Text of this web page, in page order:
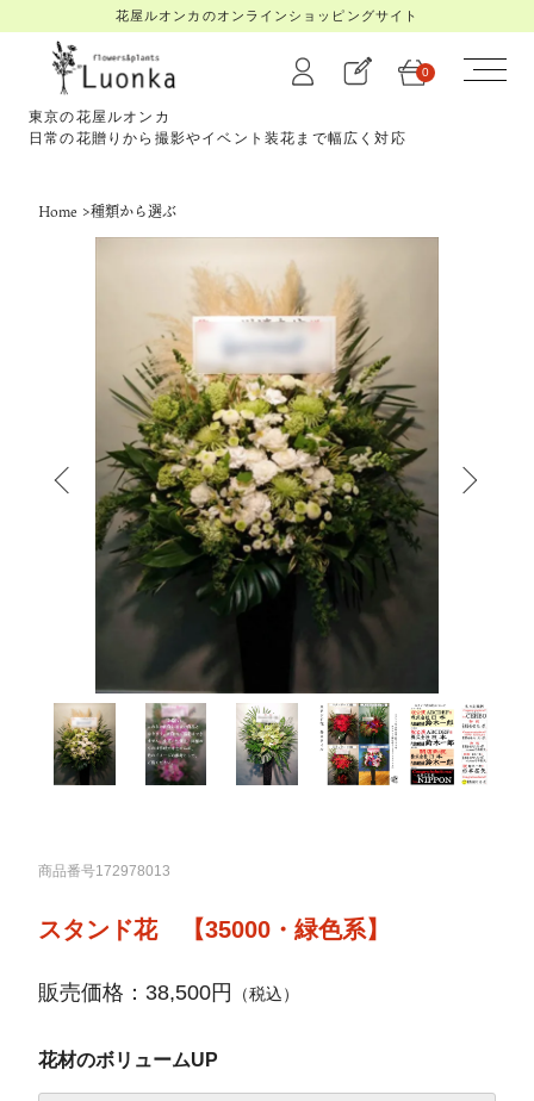
花屋ルオンカのオンラインショッピングサイト
東京の花屋ルオンカ
日常の花贈りから撮影やイベント装花まで幅広く対応
0
Home >種類から選ぶ
商品番号172978013
スタンド花 【35000・緑色系】
販売価格：38,500円 （税込）
花材のボリュームUP